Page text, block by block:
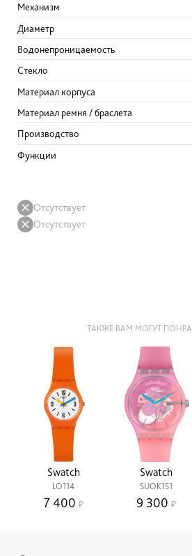
Механизм
Диаметр
Водонепроницаемость
Стекло
Материал корпуса
Материал ремня / браслета
Производство
Функции
Отсутствует
Отсутствует
ТАКЖЕ ВАМ МОГУТ
Swatch
LO114
7 400
Swatch
SUOK151
9 300